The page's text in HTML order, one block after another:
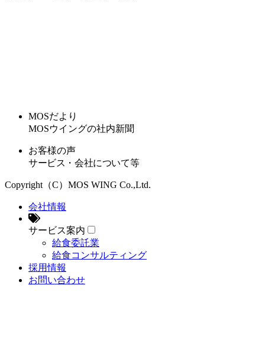
MOSだより
MOSウイングの社内新聞
お客様の声
サービス・会社について等
Copyright（C）MOS WING Co.,Ltd.
会社情報
サービス案内
給食委託業
給食コンサルティング
採用情報
お問い合わせ